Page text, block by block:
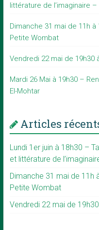
littérature de l’imaginaire
Dimanche 31 mai de 11h
Petite Wombat
Vendredi 22 mai de 19h30
Mardi 26 Mai à 19h30 –
El-Mohtar
Articles
Lundi 1er juin à 18h30 –
et littérature de
Dimanche 31 mai de 11h
Petite Wombat
Vendredi 22 mai de